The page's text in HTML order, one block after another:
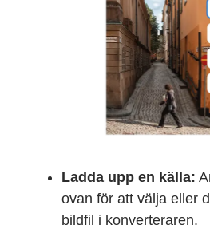
Ladda upp en källa:
ovan för att välja eller
bildfil i konverteraren.